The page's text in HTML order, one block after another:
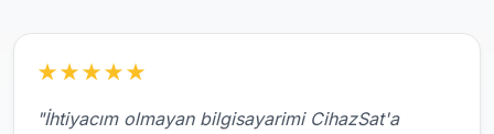
★★★★★
"İhtiyacım olmayan bilgisayarimi CihazSat'a